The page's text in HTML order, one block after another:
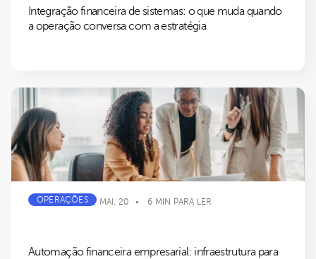
Integração financeira de sistemas: o que muda quando
a operação conversa com a estratégia
OPERAÇÕES MAI. 20 6 MIN PARA LER
Automação financeira empresarial: infraestrutura para